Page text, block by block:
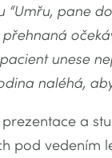
“Umřu, pane
unese
naléhá,
a
pod vedením